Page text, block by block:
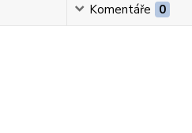
Komentáře 0